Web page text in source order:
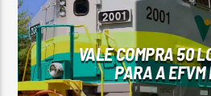
VALE COMPRA 50
PARA A EFVM